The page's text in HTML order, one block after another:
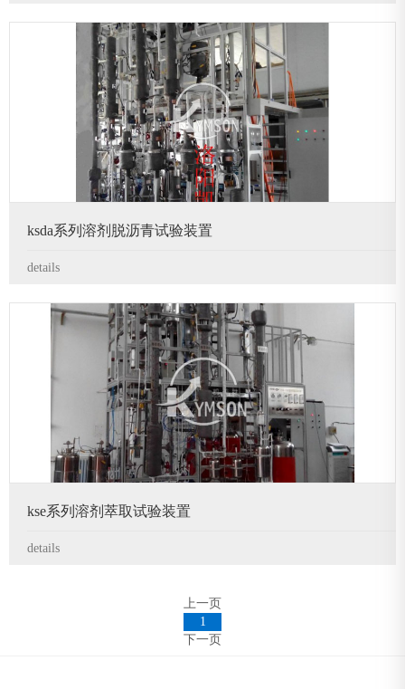
ksda系列溶剂脱沥青试验装置
details
kse系列溶剂萃取试验装置
details
上一页
1
下一页